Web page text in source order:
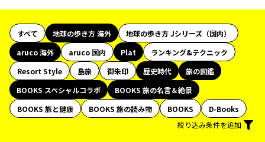
すべて 地球の歩き方 海外
地球の歩き方 Jシリーズ（国内）
aruco 海外
aruco 国内 Plat
ランキング&テクニック
Resort Style
島旅 御朱印 歴史時代
旅の図鑑
BOOKS スペシャルコラボ
BOOKS 旅の名言＆絶景
BOOKS 旅と健康
BOOKS 旅の読み物 BOOKS
D-Books
絞り込み条件を追加